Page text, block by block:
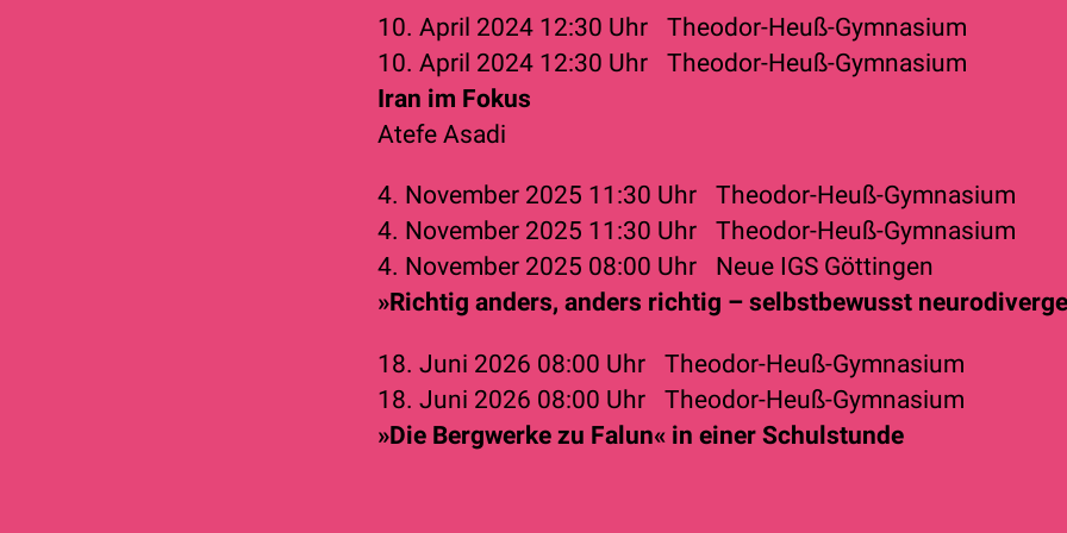
10. April 2024 12:30 Uhr
Theodor-Heuß-Gymnasium
10. April 2024 12:30 Uhr
Theodor-Heuß-Gymnasium
Iran im Fokus
Atefe Asadi
4. November 2025 11:30 Uhr
Theodor-Heuß-Gymnasium
4. November 2025 11:30 Uhr
Theodor-Heuß-Gymnasium
4. November 2025 08:00 Uhr
Neue IGS Göttingen
»Richtig anders, anders richtig – selbstbewusst
18. Juni 2026 08:00 Uhr
Theodor-Heuß-Gymnasium
18. Juni 2026 08:00 Uhr
Theodor-Heuß-Gymnasium
»Die Bergwerke zu Falun« in einer Schulstunde